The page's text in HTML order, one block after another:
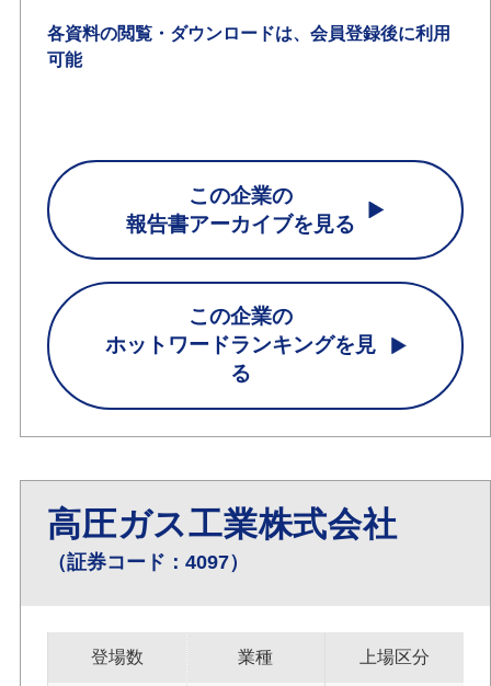
各資料の閲覧・ダウンロードは、会員登録後に利用
可能
この企業の
報告書アーカイブを見る
この企業の
ホットワードランキングを見
る
高圧ガス工業株式会社
（証券コード：4097）
登場数 業種 上場区分